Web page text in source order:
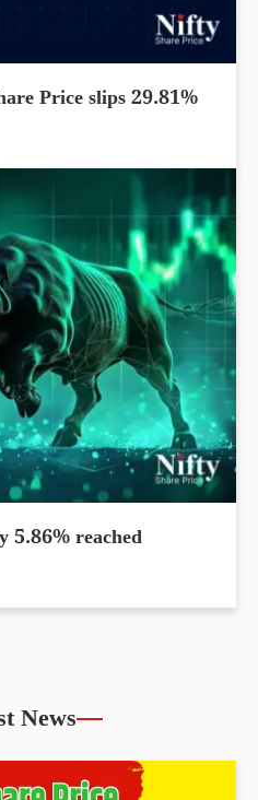
Price slips 29.81%
5.86% reached
News